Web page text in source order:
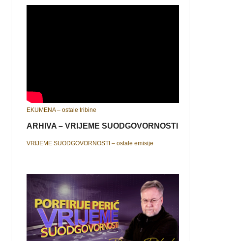
EKUMENA – ostale tribine
ARHIVA – VRIJEME SUODGOVORNOSTI
VRIJEME SUODGOVORNOSTI – ostale emisije